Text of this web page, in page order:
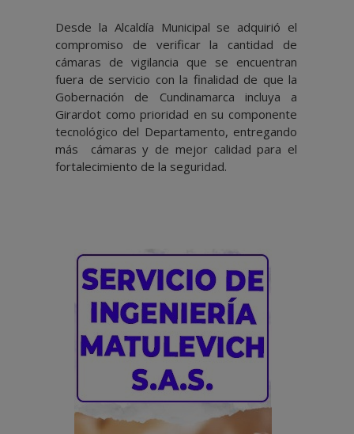
Desde la Alcaldía Municipal se adquirió el
compromiso de verificar la cantidad de
cámaras de vigilancia que se encuentran
fuera de servicio con la finalidad de que la
Gobernación de Cundinamarca incluya a
Girardot como prioridad en su componente
tecnológico del Departamento, entregando
más cámaras y de mejor calidad para el
fortalecimiento de la seguridad.